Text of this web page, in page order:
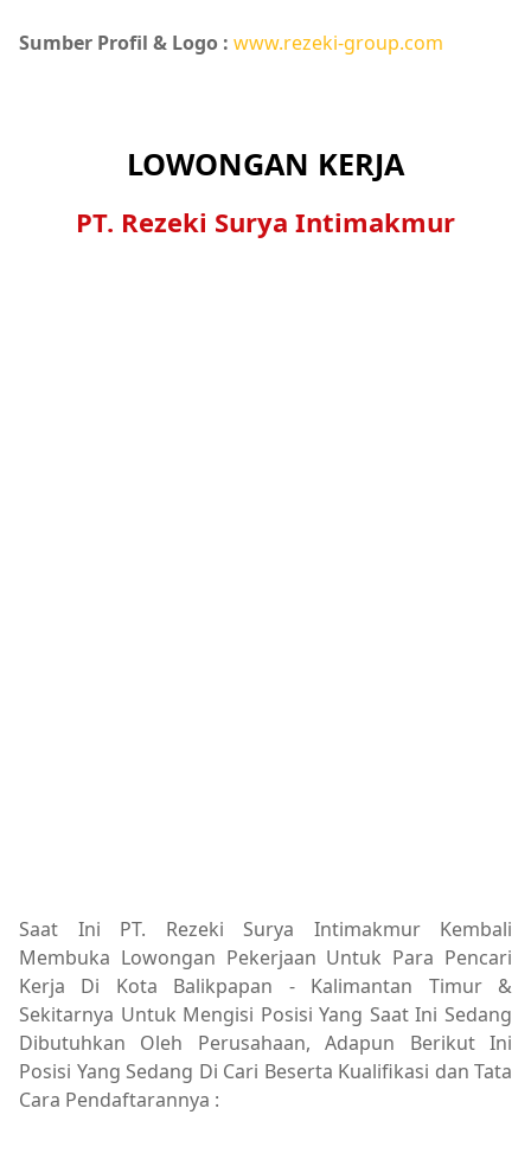
Sumber Profil & Logo : www.rezeki-group.com
LOWONGAN KERJA
PT. Rezeki Surya Intimakmur
Saat Ini PT. Rezeki Surya Intimakmur Kembali
Membuka Lowongan Pekerjaan Untuk Para Pencari
Kerja Di Kota Balikpapan - Kalimantan Timur &
Sekitarnya Untuk Mengisi Posisi Yang Saat Ini Sedang
Dibutuhkan Oleh Perusahaan, Adapun Berikut Ini
Posisi Yang Sedang Di Cari Beserta Kualifikasi dan Tata
Cara Pendaftarannya :